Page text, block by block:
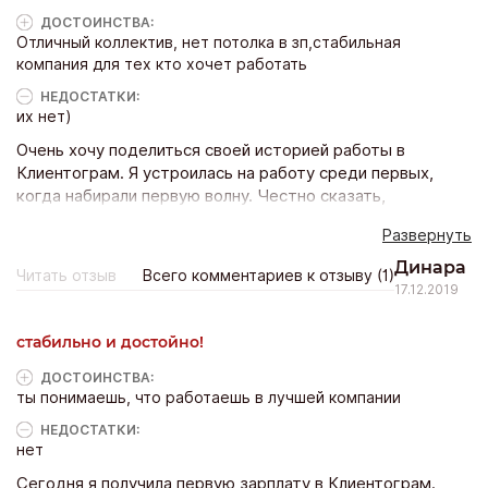
ДОСТОИНCТВА:
Отличный коллектив, нет потолка в зп,стабильная
компания для тех кто хочет работать
НЕДОСТАТКИ:
их нет)
Очень хочу поделиться своей историей работы в
Клиентограм. Я устроилась на работу среди первых,
когда набирали первую волну. Честно сказать,
работала, а с интернет-технологиями была на вы. Для
меня все термины были страшными, непонятными и
пугающими. Но, лояльность старичков позволила за
и принести первые доходы компании. Я гордилась
своими достижениями и одновременно в душе боялась,
что мне по окончании испытательного срока скажут, что
я не доросла до их уровня. Мой наставник поддерживал
меня, говорил, что все хорошо, но как избежать
волнения? Назвать работу в отделе продаж
Развернуть
Читать отзыв Всего комментариев к отзыву (1)Динара
17.12.2019
стабильно и достойно!
ДОСТОИНCТВА:
ты понимаешь, что работаешь в лучшей компании
НЕДОСТАТКИ:
нет
Сегодня я получила первую зарплату в Клиентограм.